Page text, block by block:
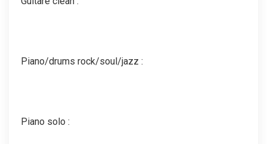
Piano/drums rock/soul/jazz :
Piano solo :